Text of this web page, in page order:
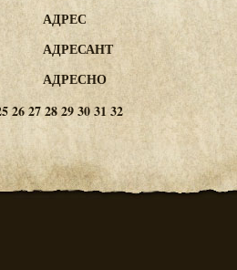
АДРЕС
АДРЕСАНТ
АДРЕСНО
26272829303132